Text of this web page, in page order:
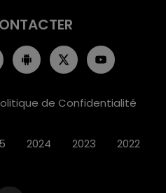
de Confidentialité
2024 2023 2022